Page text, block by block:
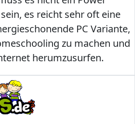
es reicht sehr oft eine
PC Variante,
zu machen und
herumzusurfen.